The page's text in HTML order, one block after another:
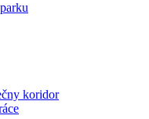
koridor